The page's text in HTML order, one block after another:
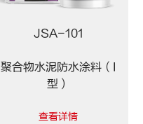
JSA-101
聚合物水泥防水涂料（I
型）
查看详情